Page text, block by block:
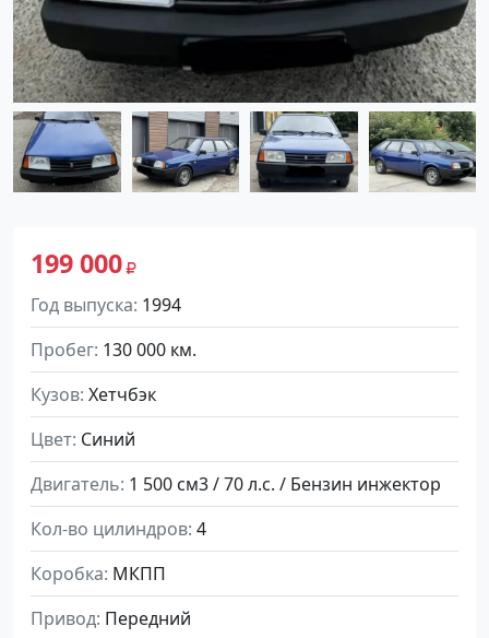
199 000
Год выпуска 1994
Пробег 130 000 км.
Кузов Хетчбэк
Цвет Синий
Двигатель 1 500 см3 / 70 л.с. / Бензин инжектор
Кол-во цилиндров 4
Коробка МКПП
Привод Передний